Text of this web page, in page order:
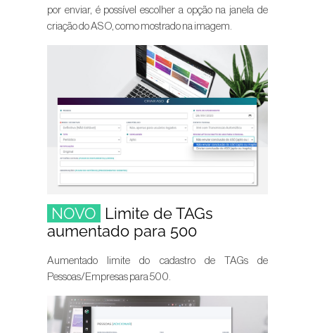
por enviar, é possível escolher a opção na janela de
criação do ASO, como mostrado na imagem.
NOVO Limite de TAGs
aumentado para 500
Aumentado limite do cadastro de TAGs de
Pessoas/Empresas para 500.